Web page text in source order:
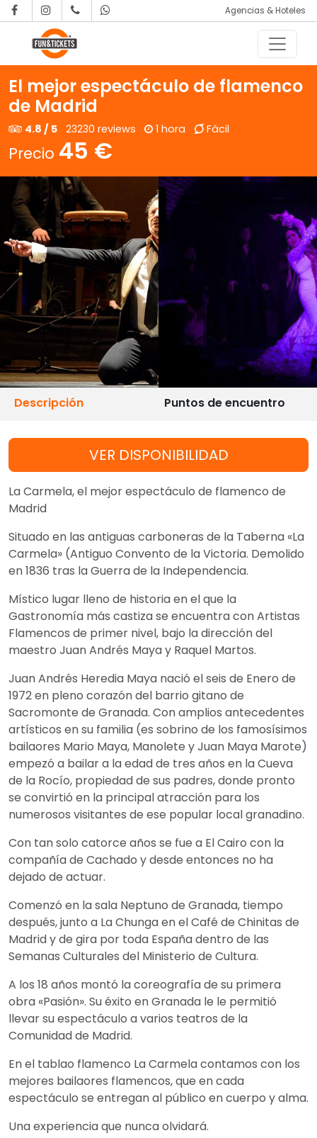
Agencias & Hoteles
Saltar al contenido
Navegación principal
El mejor espectáculo de flamenco
de Madrid
4.8 / 5 23230 reviews 1 hora Fácil
Precio 45 €
Descripción Puntos de encuentro
VER DISPONIBILIDAD
La Carmela, el mejor espectáculo de flamenco de
Madrid
Situado en las antiguas carboneras de la Taberna «La
Carmela» (Antiguo Convento de la Victoria. Demolido
en 1836 tras la Guerra de la Independencia.
Místico lugar lleno de historia en el que la
Gastronomía más castiza se encuentra con Artistas
Flamencos de primer nivel, bajo la dirección del
maestro Juan Andrés Maya y Raquel Martos.
Juan Andrés Heredia Maya nació el seis de Enero de
1972 en pleno corazón del barrio gitano de
Sacromonte de Granada. Con amplios antecedentes
artísticos en su familia (es sobrino de los famosísimos
bailaores Mario Maya, Manolete y Juan Maya Marote)
empezó a bailar a la edad de tres años en la Cueva
de la Rocío, propiedad de sus padres, donde pronto
se convirtió en la principal atracción para los
numerosos visitantes de ese popular local granadino.
Con tan solo catorce años se fue a El Cairo con la
compañía de Cachado y desde entonces no ha
dejado de actuar.
Comenzó en la sala Neptuno de Granada, tiempo
después, junto a La Chunga en el Café de Chinitas de
Madrid y de gira por toda España dentro de las
Semanas Culturales del Ministerio de Cultura.
A los 18 años montó la coreografía de su primera
obra «Pasión». Su éxito en Granada le le permitió
llevar su espectáculo a varios teatros de la
Comunidad de Madrid.
En el tablao flamenco La Carmela contamos con los
mejores bailaores flamencos, que en cada
espectáculo se entregan al público en cuerpo y alma.
Una experiencia que nunca olvidará.